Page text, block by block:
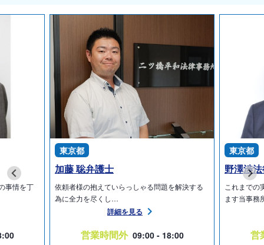
るいは増額させていただく場合や、時間制報酬とさせていただく場
合があります。
2．上記にかかわらず、報酬金の最低額は、33万円程度を目安とさ
せていただいております。
3．事件等の内容等により、同一事件についての2回目以降のご相談
を承れない場合や有料とさせていただく場合もございます。
4．実費等のほか、必要に応じて、出張費や出廷費等をご負担いた
だいております。
5．相続の上記以外の費用につきましてはお問い合わせください。
6．定義等につきましてはお問い合わせください。
■相続手続サポート
・300万円を超える部分～3,000万円以下の部分：2.2％
事情を丁
東京都
加藤 聡弁護士
依頼者様の抱えていらっしゃる問題を解決する
為に全力を尽くし…
詳細を見る
営業時間外 09:00 - 18:00
東京都
野澤渉
これまでの
ます当事
営